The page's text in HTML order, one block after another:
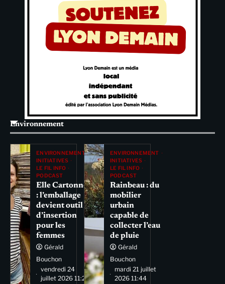
Environnement
ENVIRONNEMENT
INITIATIVES
LE FIL INFO
PODCAST
Elle Cartonne
: l’emballage
devient outil
d’insertion
pour les
femmes
Gérald
Bouchon
vendredi 24
juillet 2026 11:29
ENVIRONNEMENT
INITIATIVES
LE FIL INFO
PODCAST
Rainbeau : du
mobilier
urbain
capable de
collecter l’eau
de pluie
Gérald
Bouchon
mardi 21 juillet
2026 11:44